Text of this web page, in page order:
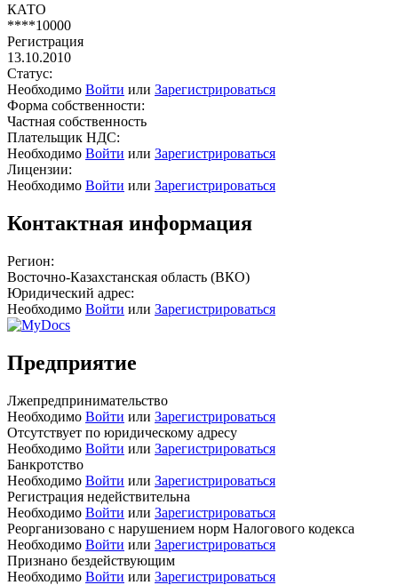
КАТО
****10000
Регистрация
13.10.2010
Статус:
Необходимо Войти или Зарегистрироваться
Форма собственности:
Частная собственность
Плательщик НДС:
Необходимо Войти или Зарегистрироваться
Лицензии:
Необходимо Войти или Зарегистрироваться
Контактная информация
Регион:
Восточно-Казахстанская область (ВКО)
Юридический адрес:
Необходимо Войти или Зарегистрироваться
Предприятие
Лжепредпринимательство
Необходимо Войти или Зарегистрироваться
Отсутствует по юридическому адресу
Необходимо Войти или Зарегистрироваться
Банкротство
Необходимо Войти или Зарегистрироваться
Регистрация недействительна
Необходимо Войти или Зарегистрироваться
Реорганизовано с нарушением норм Налогового кодекса
Необходимо Войти или Зарегистрироваться
Признано бездействующим
Необходимо Войти или Зарегистрироваться